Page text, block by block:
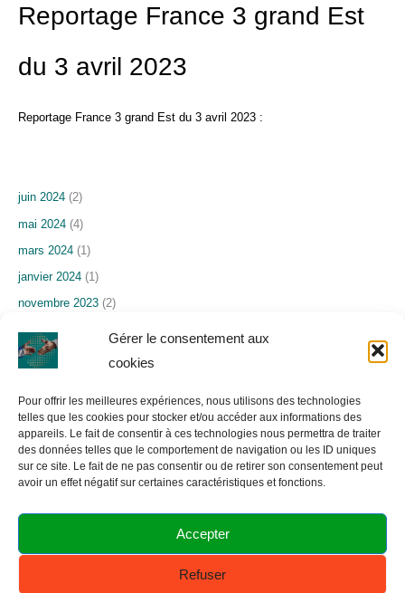
Gérer le consentement aux
cookies
Pour offrir les meilleures expériences, nous utilisons des technologies
telles que les cookies pour stocker et/ou accéder aux informations des
appareils. Le fait de consentir à ces technologies nous permettra de traiter
des données telles que le comportement de navigation ou les ID uniques
sur ce site. Le fait de ne pas consentir ou de retirer son consentement peut
avoir un effet négatif sur certaines caractéristiques et fonctions.
Accepter
Refuser
Reportage France 3 grand Est
du 3 avril 2023
Reportage France 3 grand Est du 3 avril 2023 :
juin 2024 (2)
mai 2024 (4)
mars 2024 (1)
janvier 2024 (1)
novembre 2023 (2)
février 2023
décembre 2021
décembre 2018(1)
décembre 2017(1)
décembre 2016(1)
décembre 2015(1)
décembre 2014(1)